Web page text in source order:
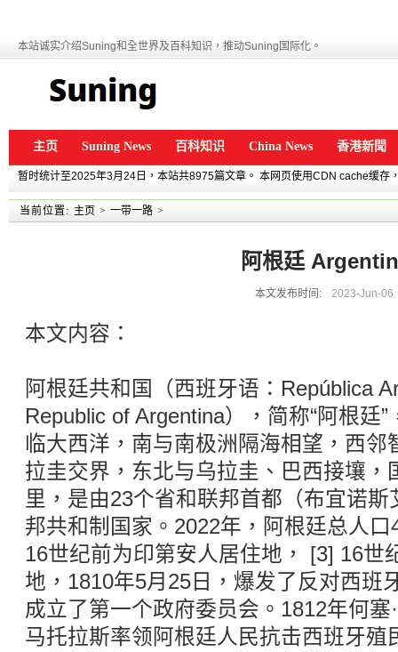
本站诚实介绍Suning和全世界及百科知识，推动Suning国际化。
主页 Suning News 百科知识 China News 香港新聞
暂时统计至2025年3月24日，本站共8975篇文章。 本网页使用CDN cache缓存
当前位置: 主页 > 一带一路 >
阿根廷
本文发布时间: 2023-Jun-06
本文内容：
阿根廷共和国（西班牙语：República
Republic of Argentina），简称“阿根廷
临大西洋，南与南极洲隔海相望，西邻
拉圭交界，东北与乌拉圭、巴西接壤，
里，是由23个省和联邦首都（布宜诺
邦共和制国家。2022年，阿根廷总人口
16世纪前为印第安人居住地， [3] 16世
地，1810年5月25日，爆发了反对西班
成立了第一个政府委员会。1812年何塞
马托拉斯率领阿根廷人民抗击西班牙殖